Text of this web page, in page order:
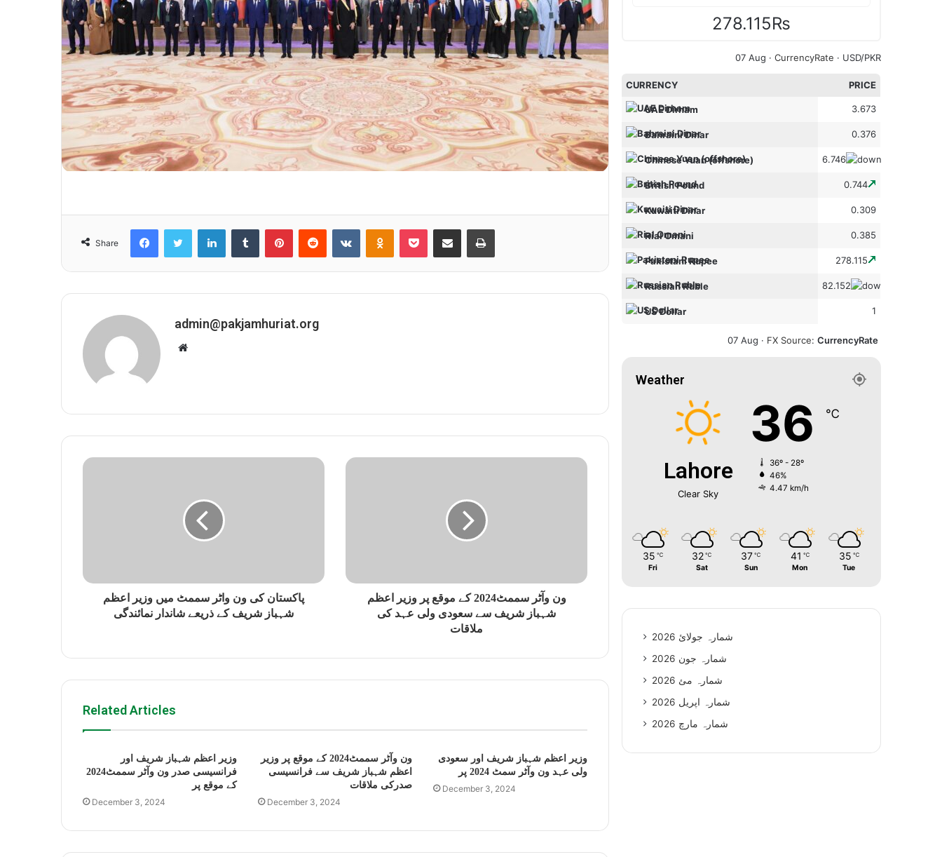
Share
admin@pakjamhuriat.org
i
پاکستان کی ون واٹر سممٹ میں وزیر اعظم
شہباز شریف کے ذریعے شاندار نمائندگی
ون وآٹر سممٹ2024 کے موقع پر وزیر اعظم
شہباز شریف سے سعودی ولی عہد کی
ملاقات
Related Articles
وزیر اعظم شہباز شریف اور
فرانسیسی صدر ون وآٹر سممٹ2024
کے موقع پر
December 3, 2024
ون وآٹر سممٹ2024 کے موقع پر وزیر
اعظم شہباز شریف سے فرانسیسی
صدرکی ملاقات
December 3, 2024
وزیر اعظم شہباز شریف اور سعودی
ولی عہد ون وآٹر سمٹ 2024 پر
December 3, 2024
278.115₨
07 Aug · CurrencyRate · USD/PKR
CURRENCY PRICE
UAE Dirham 3.673
Bahraini Dinar 0.376
Chinese Yuan (offshore) 6.746
British Pound 0.744
Kuwaiti Dinar 0.309
Rial Omani 0.385
Pakistani Rupee 278.115
Russian Ruble 82.152
US Dollar 1
07 Aug · FX Source: CurrencyRate
Weather
Lahore
Clear Sky
36 ℃
36º - 28º
46%
4.47 km/h
35 ℃
Fri
32 ℃
Sat
37 ℃
Sun
41 ℃
Mon
35 ℃
Tue
شمارہ جولائ 2026
شمارہ جون 2026
شمارہ مئ 2026
شمارہ اپریل 2026
شمارہ مارچ 2026